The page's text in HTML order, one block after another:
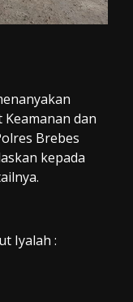
dan
Brebes
kepada
Iyalah :